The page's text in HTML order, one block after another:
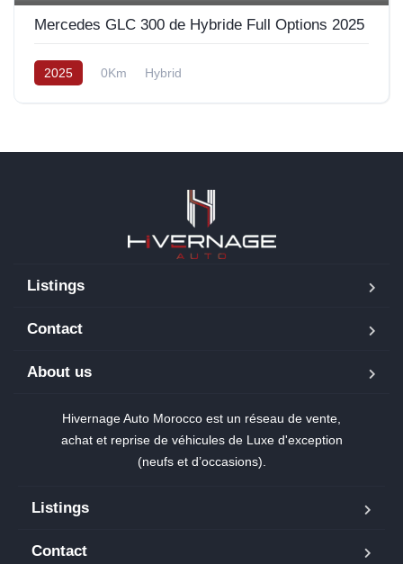
Mercedes GLC 300 de Hybride Full Options 2025
2025 0Km Hybrid
Listings
Contact
About us
Hivernage Auto Morocco est un réseau de vente,
achat et reprise de véhicules de Luxe d'exception
(neufs et d’occasions).
Listings
Contact